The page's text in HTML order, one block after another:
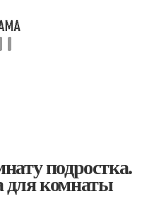
подростка.
для комнаты